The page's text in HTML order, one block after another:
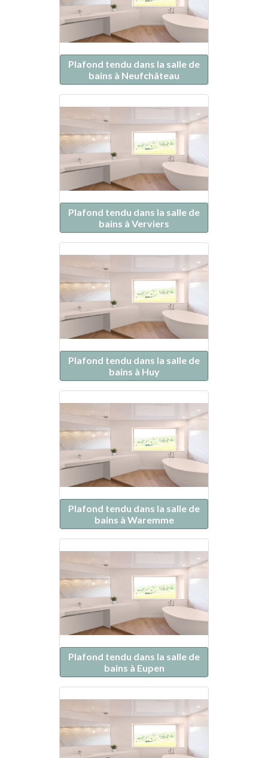
Plafond tendu dans la salle de
bains à Neufchâteau
Plafond tendu dans la salle de
bains à Verviers
Plafond tendu dans la salle de
bains à Huy
Plafond tendu dans la salle de
bains à Waremme
Plafond tendu dans la salle de
bains à Eupen